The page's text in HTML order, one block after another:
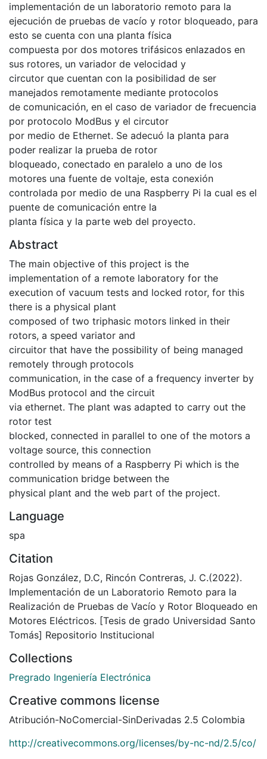
implementación de un laboratorio remoto para la
ejecución de pruebas de vacío y rotor bloqueado, para
esto se cuenta con una planta física
compuesta por dos motores trifásicos enlazados en
sus rotores, un variador de velocidad y
circutor que cuentan con la posibilidad de ser
manejados remotamente mediante protocolos
de comunicación, en el caso de variador de frecuencia
por protocolo ModBus y el circutor
por medio de Ethernet. Se adecuó la planta para
poder realizar la prueba de rotor
bloqueado, conectado en paralelo a uno de los
motores una fuente de voltaje, esta conexión
controlada por medio de una Raspberry Pi la cual es el
puente de comunicación entre la
planta física y la parte web del proyecto.
Abstract
The main objective of this project is the
implementation of a remote laboratory for the
execution of vacuum tests and locked rotor, for this
there is a physical plant
composed of two triphasic motors linked in their
rotors, a speed variator and
circuitor that have the possibility of being managed
remotely through protocols
communication, in the case of a frequency inverter by
ModBus protocol and the circuit
via ethernet. The plant was adapted to carry out the
rotor test
blocked, connected in parallel to one of the motors a
voltage source, this connection
controlled by means of a Raspberry Pi which is the
communication bridge between the
physical plant and the web part of the project.
Language
spa
Citation
Rojas González, D.C, Rincón Contreras, J. C.(2022).
Implementación de un Laboratorio Remoto para la
Realización de Pruebas de Vacío y Rotor Bloqueado en
Motores Eléctricos. [Tesis de grado Universidad Santo
Tomás] Repositorio Institucional
Collections
Pregrado Ingeniería Electrónica
Creative commons license
Atribución-NoComercial-SinDerivadas 2.5 Colombia
http://creativecommons.org/licenses/by-nc-nd/2.5/co/